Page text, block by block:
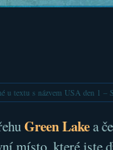
u textu s názvem USA den 1 –
Green Lakea